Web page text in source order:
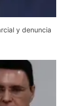
y denuncia